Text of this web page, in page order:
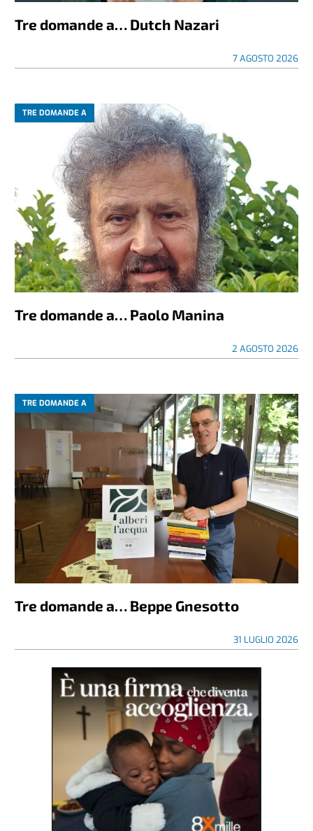
Tre domande a… Dutch Nazari
7 AGOSTO 2026
TRE DOMANDE A
Tre domande a… Paolo Manina
2 AGOSTO 2026
TRE DOMANDE A
Tre domande a… Beppe Gnesotto
31 LUGLIO 2026